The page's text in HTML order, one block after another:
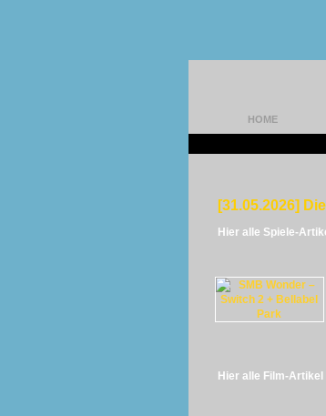
HOME
[31.05.2026]
Hier alle Spiele-
Hier alle Film-Artikel